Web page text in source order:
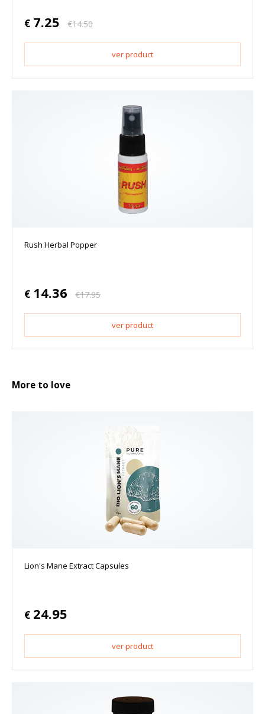
€ 7.25 €14.50
ver product
Rush Herbal Popper
€ 14.36 €17.95
ver product
More to love
Lion's Mane Extract Capsules
€ 24.95
ver product